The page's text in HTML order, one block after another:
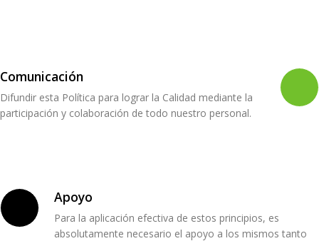
Comunicación
Difundir esta Política para lograr la Calidad mediante la
participación y colaboración de todo nuestro personal.
Apoyo
Para la aplicación efectiva de estos principios, es
absolutamente necesario el apoyo a los mismos tanto